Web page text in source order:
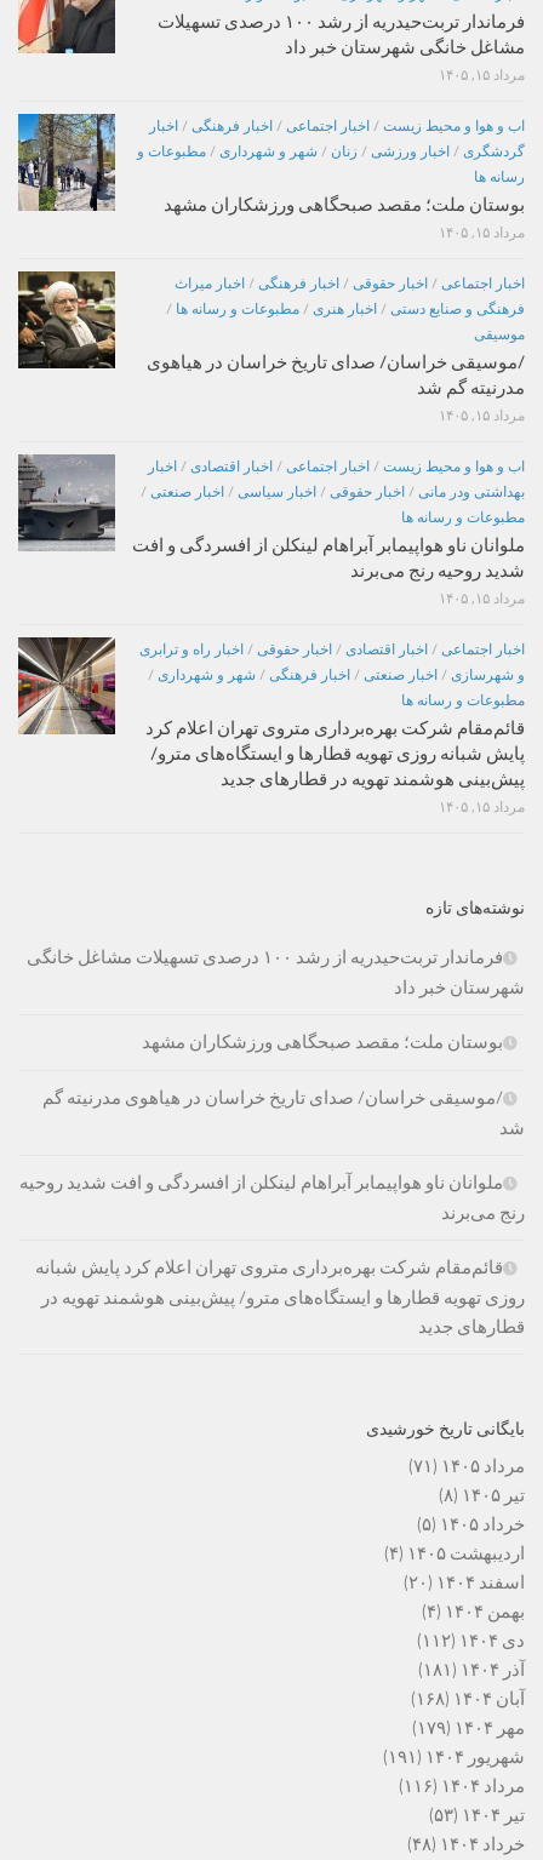
فرماندار تربت‌حیدریه از رشد ۱۰۰ درصدی تسهیلات
مشاغل خانگی شهرستان خبر داد
مرداد ۱۵, ۱۴۰۵
اب و هوا و محیط زیست / اخبار اجتماعی / اخبار فرهنگی / اخبار
گردشگری / اخبار ورزشی / زنان / شهر و شهرداری / مطبوعات و
رسانه ها
بوستان ملت؛ مقصد صبحگاهی ورزشکاران مشهد
مرداد ۱۵, ۱۴۰۵
اخبار اجتماعی / اخبار حقوقی / اخبار فرهنگی / اخبار میراث
فرهنگی و صنایع دستی / اخبار هنری / مطبوعات و رسانه ها /
موسیقی
/موسیقی خراسان/ صدای تاریخ خراسان در هیاهوی
مدرنیته گم شد
مرداد ۱۵, ۱۴۰۵
اب و هوا و محیط زیست / اخبار اجتماعی / اخبار اقتصادی / اخبار
بهداشتی ودر مانی / اخبار حقوقی / اخبار سیاسی / اخبار صنعتی /
مطبوعات و رسانه ها
ملوانان ناو هواپیمابر آبراهام لینکلن از افسردگی و افت
شدید روحیه رنج می‌برند
مرداد ۱۵, ۱۴۰۵
اخبار اجتماعی / اخبار اقتصادی / اخبار حقوقی / اخبار راه و ترابری
و شهرسازی / اخبار صنعتی / اخبار فرهنگی / شهر و شهرداری /
مطبوعات و رسانه ها
قائم‌مقام شرکت بهره‌برداری متروی تهران اعلام کرد
پایش شبانه روزی تهویه قطارها و ایستگاه‌های مترو/
پیش‌بینی هوشمند تهویه در قطارهای جدید
مرداد ۱۵, ۱۴۰۵
نوشته‌های تازه
فرماندار تربت‌حیدریه از رشد ۱۰۰ درصدی تسهیلات مشاغل خانگی
شهرستان خبر داد
بوستان ملت؛ مقصد صبحگاهی ورزشکاران مشهد
/موسیقی خراسان/ صدای تاریخ خراسان در هیاهوی مدرنیته گم
شد
ملوانان ناو هواپیمابر آبراهام لینکلن از افسردگی و افت شدید روحیه
رنج می‌برند
قائم‌مقام شرکت بهره‌برداری متروی تهران اعلام کرد پایش شبانه
روزی تهویه قطارها و ایستگاه‌های مترو/ پیش‌بینی هوشمند تهویه در
قطارهای جدید
بایگانی تاریخ خورشیدی
مرداد ۱۴۰۵
(۷۱)
تیر ۱۴۰۵
(۸)
خرداد ۱۴۰۵
(۵)
اردیبهشت ۱۴۰۵
(۴)
اسفند ۱۴۰۴
(۲۰)
بهمن ۱۴۰۴
(۴)
دی ۱۴۰۴
(۱۱۲)
آذر ۱۴۰۴
(۱۸۱)
آبان ۱۴۰۴
(۱۶۸)
مهر ۱۴۰۴
(۱۷۹)
شهریور ۱۴۰۴
(۱۹۱)
مرداد ۱۴۰۴
(۱۱۶)
تیر ۱۴۰۴
(۵۳)
خرداد ۱۴۰۴
(۴۸)